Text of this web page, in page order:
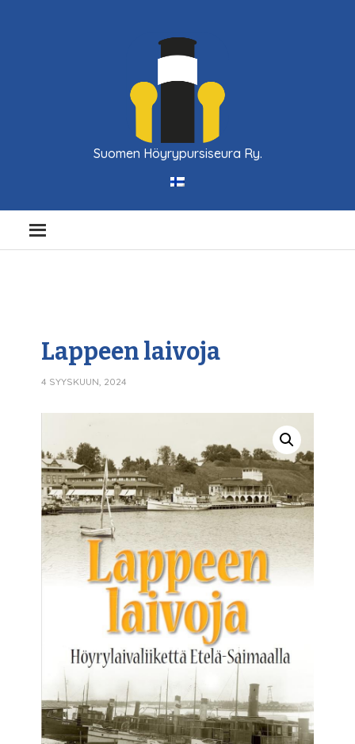
Suomen Höyrypursiseura Ry.
Lappeen laivoja
4 SYYSKUUN, 2024